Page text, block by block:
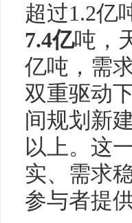
超过1.2亿
7.4亿吨，
亿吨，需
双重驱动
间规划新
以上。这
实、需求
参与者提